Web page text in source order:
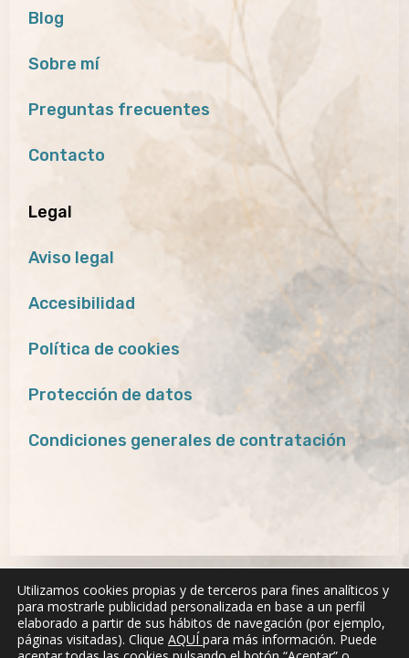
Blog
Sobre mí
Preguntas frecuentes
Contacto
Legal
Aviso legal
Accesibilidad
Política de cookies
Protección de datos
Condiciones generales de contratación
Utilizamos cookies propias y de terceros para fines analíticos y
para mostrarle publicidad personalizada en base a un perfil
elaborado a partir de sus hábitos de navegación (por ejemplo,
páginas visitadas). Clique AQUÍ para más información. Puede